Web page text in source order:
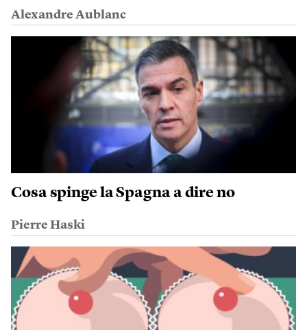
Alexandre Aublanc
Cosa spinge la Spagna a dire no
Pierre Haski